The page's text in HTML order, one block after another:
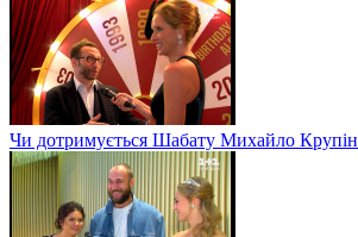
Чи дотримується Шабату Михайло Крупін